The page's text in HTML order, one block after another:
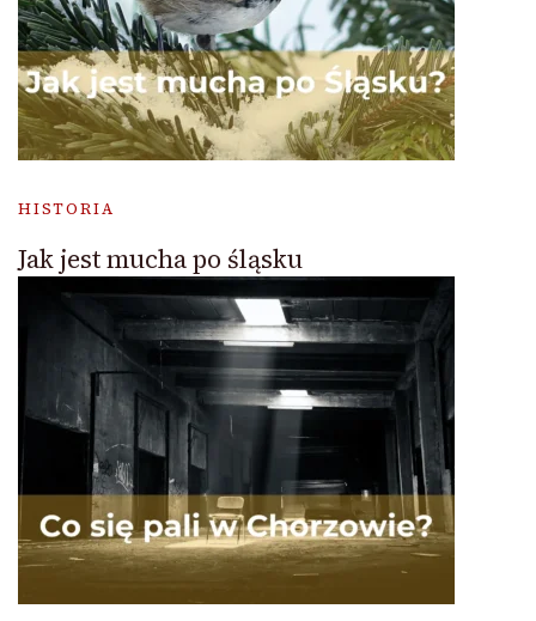
HISTORIA
Jak jest mucha po śląsku